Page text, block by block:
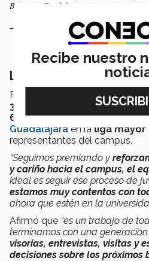
Borregos Guadalajara.
Legado que continúa
Para esta temporada, el
30 estudiantes
. De ellos, 19
6 continuarán su camino
Guadalajara en la liga mayor
representantes del campus.
“Seguimos premiando y
y cariño hacia el campus, el
ideal es seguir ese proceso de
estamos muy contentos con
ahora que estén en la
Afirmó que “es un trabajo de
terminamos con una
visorías, entrevistas, visitas y
decisiones sobre los próximos
Recibe nuestro